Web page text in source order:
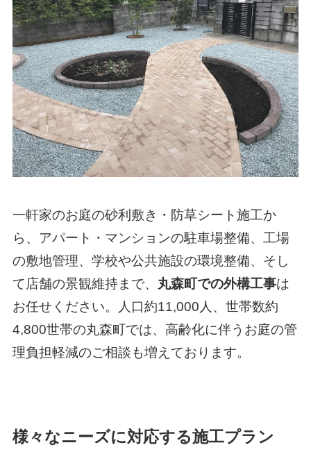
一軒家のお庭の砂利敷き・防草シート施工か
ら、アパート・マンションの駐車場整備、工場
の敷地管理、学校や公共施設の環境整備、そし
て店舗の景観維持まで、 丸森町での外構工事は
お任せください。人口約11,000人、世帯数約
4,800世帯の丸森町では、高齢化に伴うお庭の管
理負担軽減のご相談も増えております。
様々なニーズに対応する施工プラン